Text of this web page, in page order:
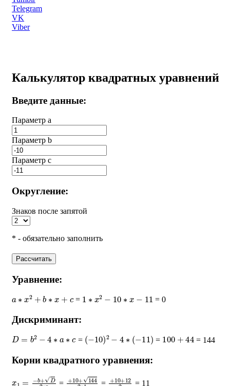
Telegram
VK
Viber
Калькулятор квадратных уравнений
Введите данные:
Параметр a
Параметр b
Параметр с
Округление:
Знаков после запятой
* - обязательно заполнить
Рассчитать
Уравнение:
2 b ∗ = 1 2 10 ∗ = 0
Дискриминант:
D= 2− a = (− 10)2 ∗ −11) = 100 + 44 = 144
Корни квадратного уравнения:
+ D2∗ = + 10+144 1
= + 10+12 = 11